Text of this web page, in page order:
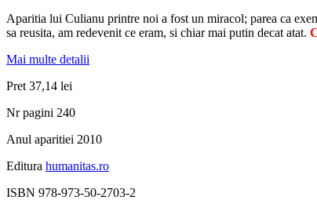
Aparitia lui Culianu printre noi a fost un miracol; parea ca
sa reusita, am redevenit ce eram, si chiar mai putin decat atat.
Mai multe detalii
Pret 37,14 lei
Nr pagini 240
Anul aparitiei 2010
Editura humanitas.ro
ISBN 978-973-50-2703-2